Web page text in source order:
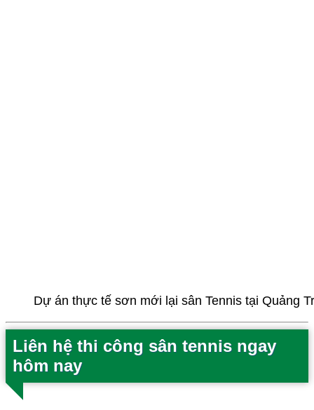
Dự án thực tế sơn mới lại sân Tennis tại Quảng
Liên hệ thi công sân tennis ngay
hôm nay